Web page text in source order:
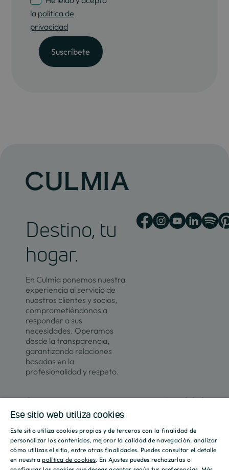
la política de
privacidad
Destino, tu
hogar.
En Culmia ponemos nuestra
experiencia al servicio de
nuestros clientes y socios,
comprometiéndonos a
responder a sus
necesidades. Operamos
desde la transparencia,
garantizando relaciones
basadas en la
profesionalidad y respeto.
Contacto Actualidad
Promociones
Madrid
Culmia
Sobre
nosotros
Líneas
de
negocio
Actualidad
Tendencias
Recursos
Guías
SPANISH
ENGLISH
Ese sitio web utiliza cookies
Este sitio utiliza cookies propias y de terceros con la finalidad de
personalizar los contenidos, mejorar la calidad de navegación, analizar
cómo utilizas el sitio, entre otras finalidades. Puedes consultar el detalle
en nuestrapolítica de cookies. En Ajustes puedes rechazarlas o